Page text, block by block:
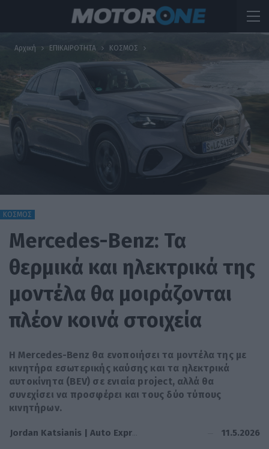
Αρχική ΕΠΙΚΑΙΡΟΤΗΤΑ ΚΟΣΜΟΣ
ΚΟΣΜΟΣ
Mercedes-Benz: Τα
θερμικά και ηλεκτρικά της
μοντέλα θα μοιράζονται
πλέον κοινά στοιχεία
Η Mercedes-Benz θα ενοποιήσει τα μοντέλα της με
κινητήρα εσωτερικής καύσης και τα ηλεκτρικά
αυτοκίνητα (BEV) σε ενιαία project, αλλά θα
συνεχίσει να προσφέρει και τους δύο τύπους
κινητήρων.
11.5.2026